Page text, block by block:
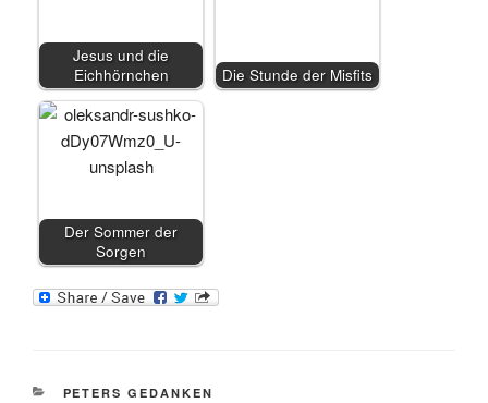
Jesus und die
Eichhörnchen
Die Stunde der Misfits
Der Sommer der
Sorgen
KATEGORIEN
PETERS GEDANKEN